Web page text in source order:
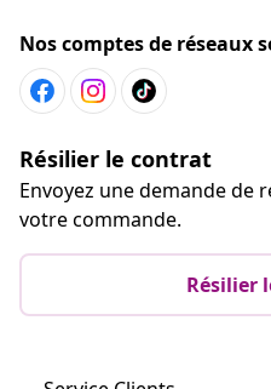
Nos comptes de réseaux
Résilier le contrat
Envoyez une demande de
votre commande.
Résilier